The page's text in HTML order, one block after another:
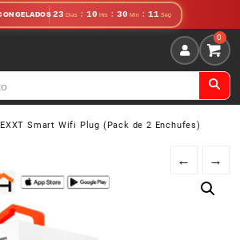
23 : 10 : 30 : 11
Smart Wifi Plug (Pack de 2 Enchufes)
← →